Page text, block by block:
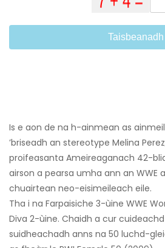
Taisbeanadh
Is e aon de na h-ainmean as
’briseadh an stereotype Melina
proifeasanta Ameireaganach 42-
airson a pearsa umha ann an WWE
chuairtean neo-eisimeileach eile.
Tha i na Farpaisiche 3-ùine WWE
Diva 2-ùine. Chaidh a cur
suidheachadh anns na 50 luchd-